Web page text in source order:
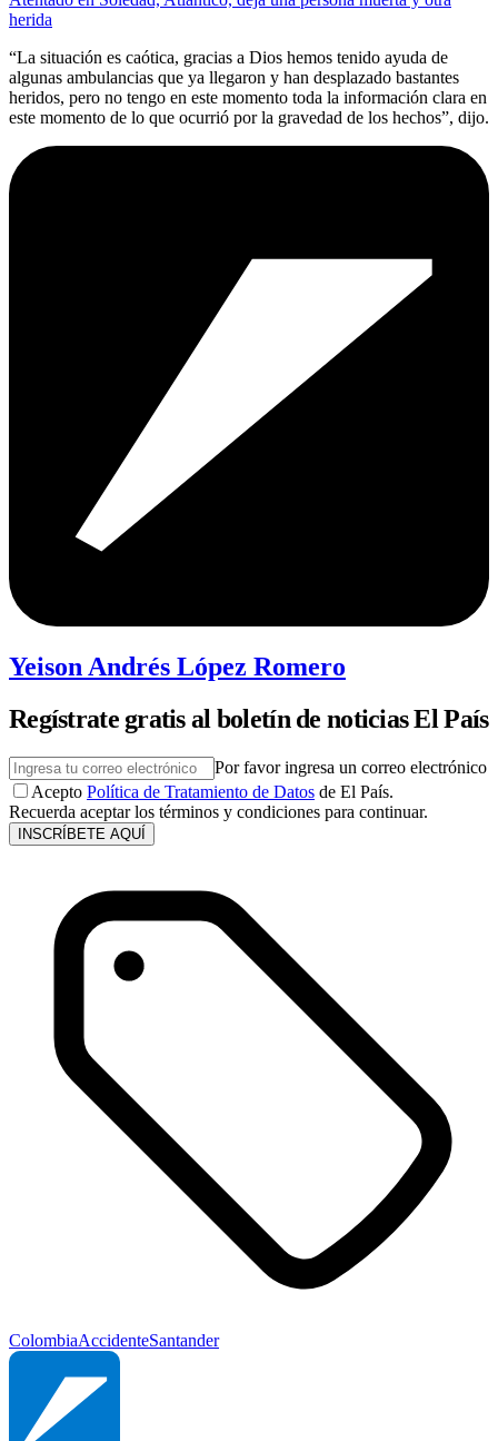
herida
“La situación es caótica, gracias a Dios hemos tenido ayuda de
algunas ambulancias que ya llegaron y han desplazado bastantes
heridos, pero no tengo en este momento toda la información clara en
este momento de lo que ocurrió por la gravedad de los hechos”, dijo.
Yeison Andrés López Romero
Regístrate gratis al boletín de noticias El País
Por favor ingresa un correo electrónico
Acepto Política de Tratamiento de Datos de El País.
Recuerda aceptar los términos y condiciones para continuar.
INSCRÍBETE AQUÍ
ColombiaAccidenteSantander